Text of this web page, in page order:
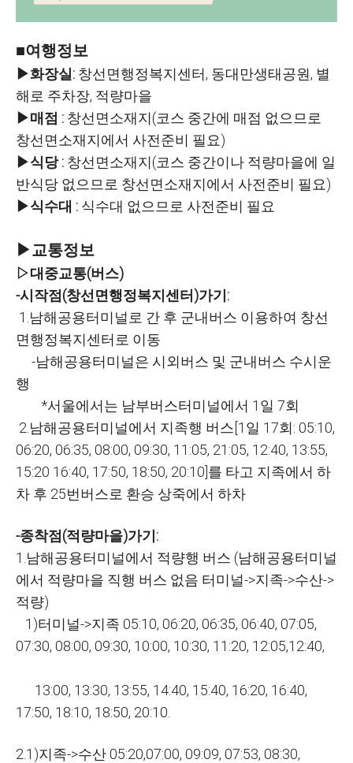
■여행정보
▶화장실 : 창선면행정복지센터, 동대만생태공원, 별
해로 주차장, 적량마을
▶매점 : 창선면소재지(코스 중간에 매점 없으므로
창선면소재지에서 사전준비 필요)
▶식당 : 창선면소재지(코스 중간이나 적량마을에 일
반식당 없으므로 창선면소재지에서 사전준비 필요)
▶식수대 : 식수대 없으므로 사전준비 필요
▶교통정보
▷대중교통(버스)
-시작점(창선면행정복지센터)가기:
1.남해공용터미널로 간 후 군내버스 이용하여 창선
면행정복지센터로 이동
-남해공용터미널은 시외버스 및 군내버스 수시운
행
*서울에서는 남부버스터미널에서 1일 7회
2.남해공용터미널에서 지족행 버스[1일 17회: 05:10,
06:20, 06:35, 08:00, 09:30, 11:05, 21:05, 12:40, 13:55,
15:20 16:40, 17:50, 18:50, 20:10]를 타고 지족에서 하
차 후 25번버스로 환승 상죽에서 하차
-종착점(적량마을)가기:
1.남해공용터미널에서 적량행 버스 (남해공용터미널
에서 적량마을 직행 버스 없음 터미널->지족->수산->
적량)
1)터미널->지족 05:10, 06:20, 06:35, 06:40, 07:05,
07:30, 08:00, 09:30, 10:00, 10:30, 11:20, 12:05,12:40,
13:00, 13:30, 13:55, 14:40, 15:40, 16:20, 16:40,
17:50, 18:10, 18:50, 20:10.
2.1)지족->수산 05:20,07:00, 09:09, 07:53, 08:30,